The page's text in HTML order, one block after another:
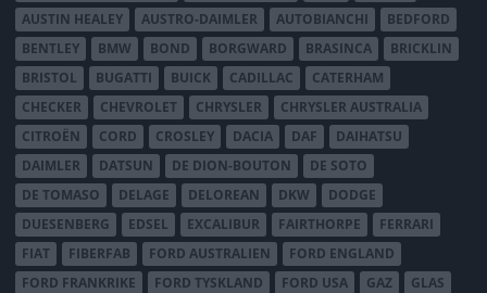
AUSTIN HEALEY
AUSTRO-DAIMLER AUTOBIANCHI
BEDFORD
BENTLEY
BMW BOND BORGWARD BRASINCA
BRICKLIN
BRISTOL
BUGATTI BUICK CADILLAC
CATERHAM
CHECKER
CHEVROLET CHRYSLER
CHRYSLER AUSTRALIA
CITROËN
CORD CROSLEY DACIA DAF
DAIHATSU
DAIMLER
DATSUN DE DION-BOUTON
DE SOTO
DE TOMASO
DELAGE DELOREAN DKW
DODGE
DUESENBERG
EDSEL EXCALIBUR FAIRTHORPE
FERRARI
FIAT
FIBERFAB FORD AUSTRALIEN
FORD ENGLAND
FORD FRANKRIKE
FORD TYSKLAND FORD USA GAZ
GLAS